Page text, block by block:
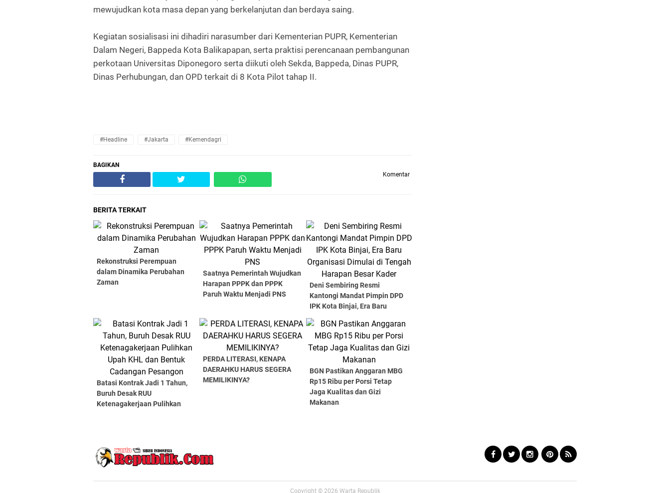
mewujudkan kota masa depan yang berkelanjutan dan berdaya saing.
Kegiatan sosialisasi ini dihadiri narasumber dari Kementerian PUPR, Kementerian
Dalam Negeri, Bappeda Kota Balikapapan, serta praktisi perencanaan pembangunan
perkotaan Universitas Diponegoro serta diikuti oleh Sekda, Bappeda, Dinas PUPR,
Dinas Perhubungan, dan OPD terkait di 8 Kota Pilot tahap II.
#Headline #Jakarta #Kemendagri
BAGIKAN
Komentar
BERITA TERKAIT
Rekonstruksi Perempuan
dalam Dinamika Perubahan
Zaman
Saatnya Pemerintah Wujudkan
Harapan PPPK dan PPPK
Paruh Waktu Menjadi PNS
Deni Sembiring Resmi
Kantongi Mandat Pimpin DPD
IPK Kota Binjai, Era Baru
Organisasi Dimulai di Tengah
Harapan Besar Kader
Batasi Kontrak Jadi 1 Tahun,
Buruh Desak RUU
Ketenagakerjaan Pulihkan
PERDA LITERASI, KENAPA
DAERAHKU HARUS SEGERA
MEMILIKINYA?
BGN Pastikan Anggaran MBG
Rp15 Ribu per Porsi Tetap
Jaga Kualitas dan Gizi
Makanan
Copyright © 2026 Warta Republik